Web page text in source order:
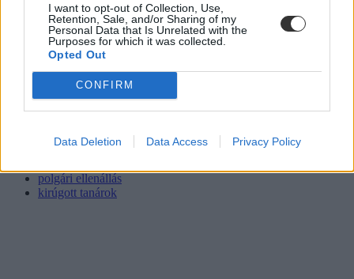
I want to opt-out of Collection, Use,
Retention, Sale, and/or Sharing of my
Personal Data that Is Unrelated with the
Purposes for which it was collected.
Opted Out
CONFIRM
Data Deletion Data Access Privacy Policy
tanártüntetés
polgári ellenállás
kirúgott tanárok